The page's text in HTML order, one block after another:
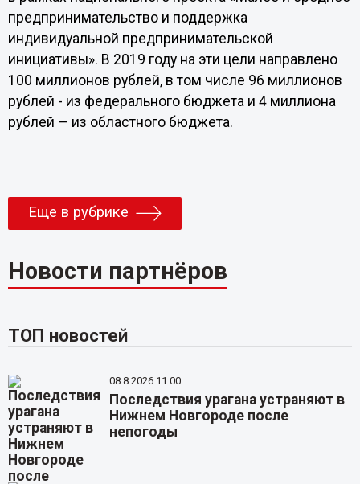
предпринимательство и поддержка
индивидуальной предпринимательской
инициативы». В 2019 году на эти цели направлено
100 миллионов рублей, в том числе 96 миллионов
рублей - из федерального бюджета и 4 миллиона
рублей — из областного бюджета.
Еще в рубрике
Новости партнёров
ТОП новостей
08.8.2026 11:00
Последствия урагана устраняют в
Нижнем Новгороде после
непогоды